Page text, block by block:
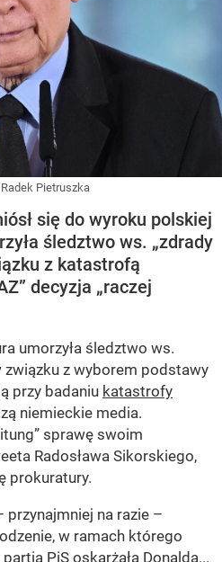
Radek Pietruszka
się do wyroku polskiej
śledztwo ws. „zdrady
z katastrofą
decyzja „raczej
umorzyła śledztwo ws.
związku z wyborem podstawy
przy badaniu katastrofy
niemieckie media.
sprawę swoim
Radosława Sikorskiego,
prokuratury.
przynajmniej na razie –
w ramach którego
PiS oskarżała Donalda...